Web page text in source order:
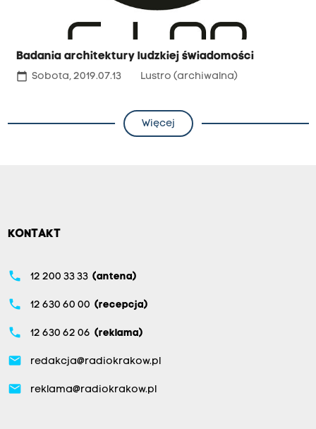
Badania architektury ludzkiej świadomości
calendar_today Sobota, 2019.07.13 Lustro (archiwalna)
Więcej
KONTAKT
phone 12 200 33 33 (antena)
phone 12 630 60 00 (recepcja)
phone 12 630 62 06 (reklama)
email redakcja@radiokrakow.pl
email reklama@radiokrakow.pl